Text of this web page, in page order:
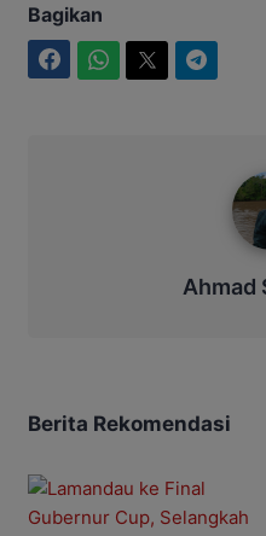
Bagikan
Ahmad
Berita Rekomendasi